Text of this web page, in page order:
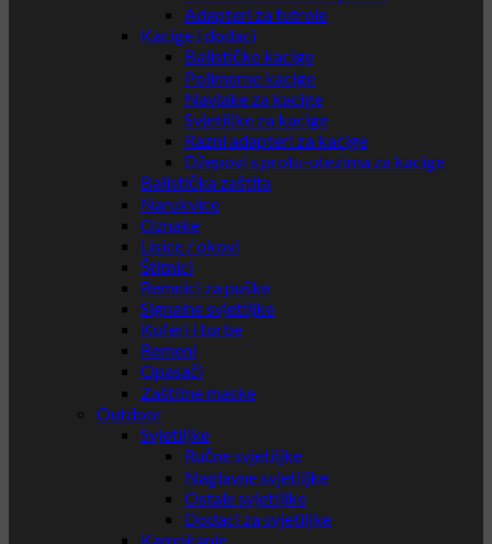
Adapteri za futrole
Kacige i dodaci
Balističke kacige
Polimerne kacige
Navlake za kacige
Svjetiljke za kacige
Razni adapteri za kacige
Džepovi s protu-utezima za kacige
Balistička zaštita
Narukvice
Oznake
Lisice / okovi
Štitnici
Remnici za puške
Signalne svjetiljke
Koferi i torbe
Remeni
Opasači
Zaštitne maske
Outdoor
Svjetiljke
Ručne svjetiljke
Naglavne svjetiljke
Ostale svjetiljke
Dodaci za svjetiljke
Kampiranje